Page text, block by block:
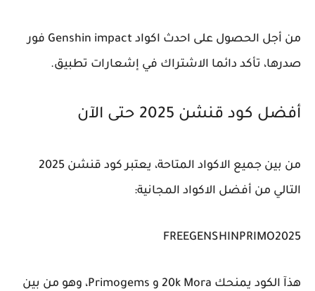
من أجل الحصول على احدث اكواد Genshin impact فور
صدرها، تأكد دائما الاشتراك في إشعارات تطبيق.
أفضل كود قنشن 2025 حتى الآن
من بين جميع الاكواد المتاحة، يعتبر كود قنشن 2025
التالي من أفضل الاكواد المجانية:
FREEGENSHINPRIMO2025
هذآ الكود يمنحك 20k Mora و Primogems، وهو من بين